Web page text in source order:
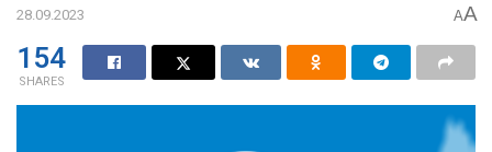
28.09.2023 AA
154
SHARES